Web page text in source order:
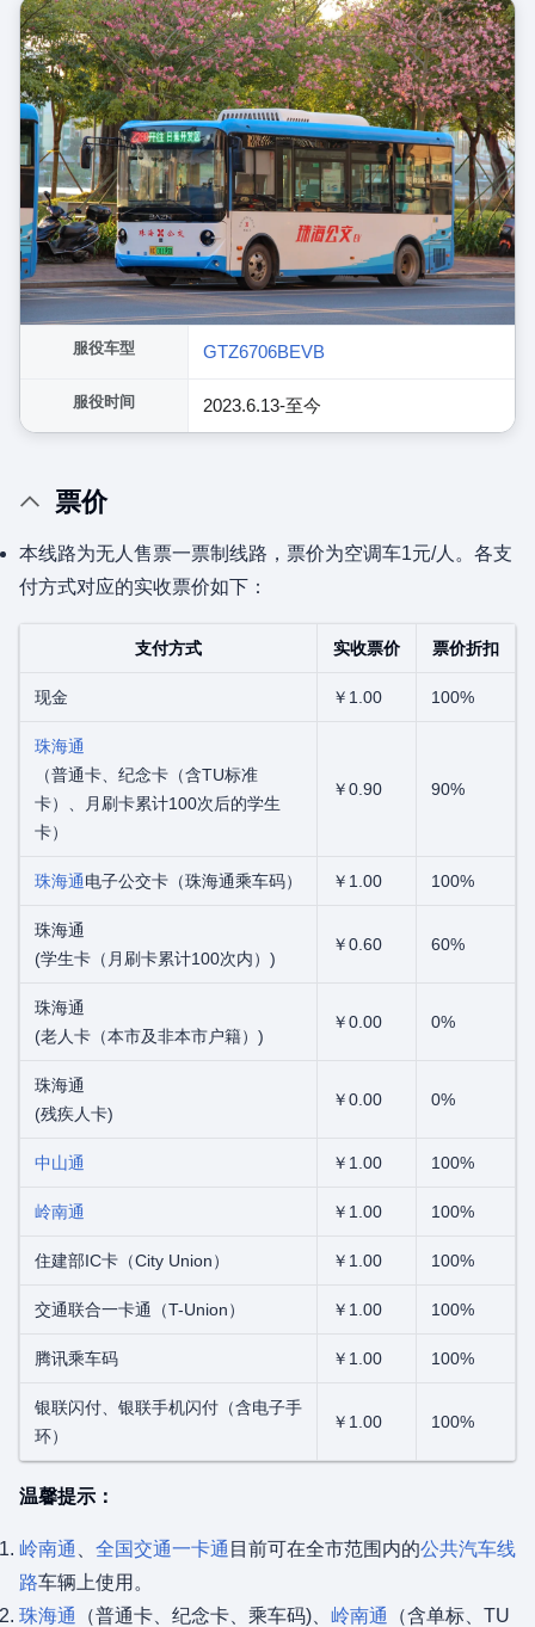
服役车型 GTZ6706BEVB
服役时间 2023.6.13-至今
票价
本线路为无人售票一票制线路，票价为空调车1元/人。各支
付方式对应的实收票价如下：
支付方式 实收票价 票价折扣
现金 ￥1.00 100%
珠海通
（普通卡、纪念卡（含TU标准
卡）、月刷卡累计100次后的学生
卡）
￥0.90 90%
珠海通电子公交卡（珠海通乘车码） ￥1.00 100%
珠海通
(学生卡（月刷卡累计100次内）)
￥0.60 60%
珠海通
(老人卡（本市及非本市户籍）)
￥0.00 0%
珠海通
(残疾人卡)
￥0.00 0%
中山通 ￥1.00 100%
岭南通 ￥1.00 100%
住建部IC卡（City Union） ￥1.00 100%
交通联合一卡通（T-Union） ￥1.00 100%
腾讯乘车码 ￥1.00 100%
银联闪付、银联手机闪付（含电子手
环）
￥1.00 100%
温馨提示：
岭南通 全国交通一卡通 目前可在全市范围内的公共汽车线
路车辆上使用。
珠海通
（普通卡、纪念卡、乘车码)、 岭南通
（含单标、TU